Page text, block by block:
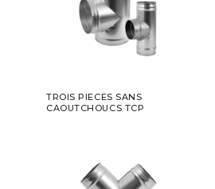
TROIS PIECES SANS
CAOUTCHOUCS TCP